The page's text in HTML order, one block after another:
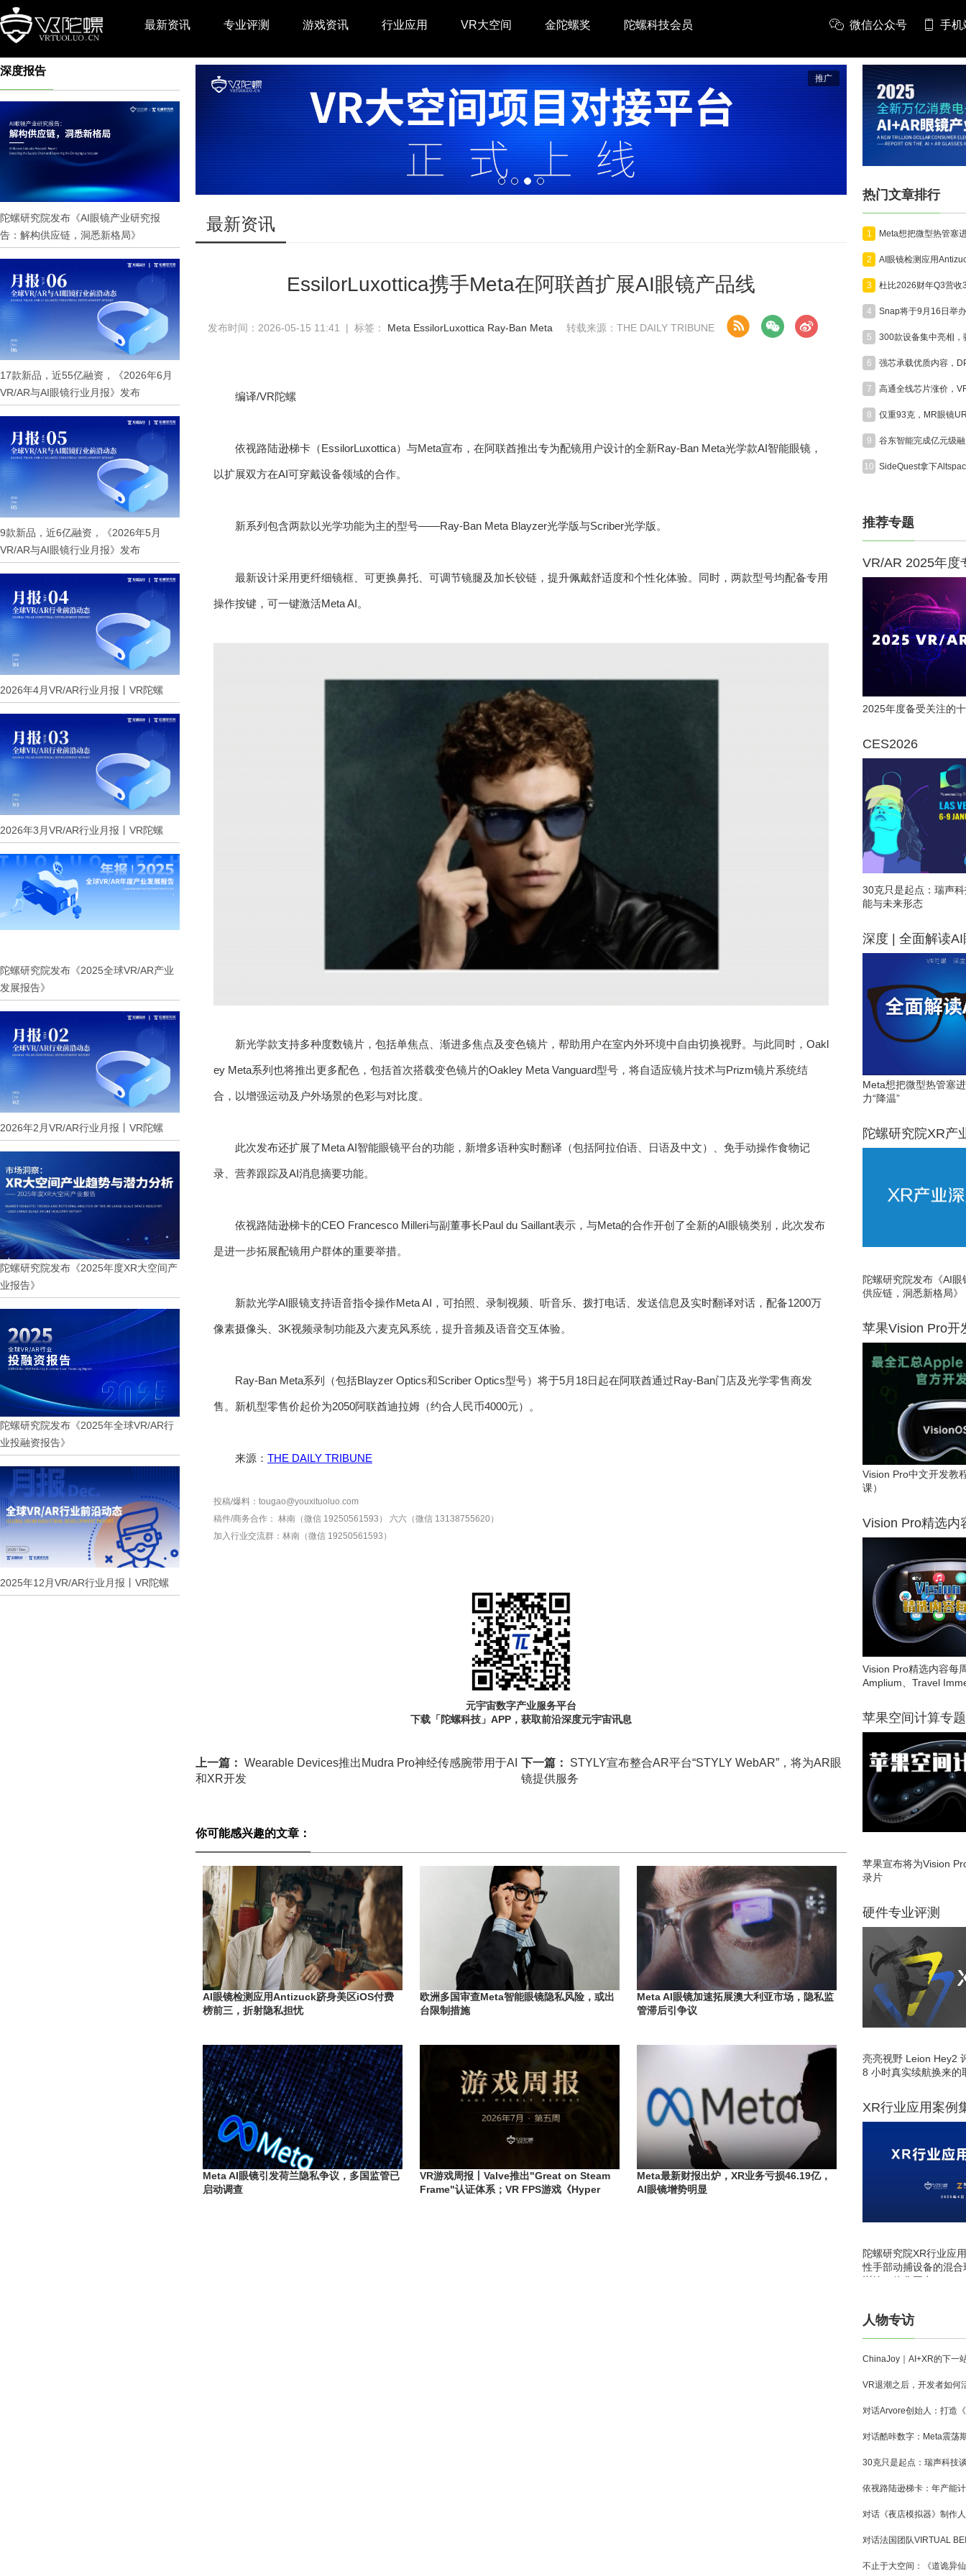
最新资讯 专业评测 游戏资讯 行业应用 VR大空间 金陀螺奖 陀螺科技会员 微信公众号 手机
深度报告
陀螺研究院发布《AI眼镜产业研究报
告：解构供应链，洞悉新格局》
17款新品，近55亿融资，《2026年6月
VR/AR与AI眼镜行业月报》发布
9款新品，近6亿融资，《2026年5月
VR/AR与AI眼镜行业月报》发布
2026年4月VR/AR行业月报丨VR陀螺
2026年3月VR/AR行业月报丨VR陀螺
陀螺研究院发布《2025全球VR/AR产业
发展报告》
2026年2月VR/AR行业月报丨VR陀螺
陀螺研究院发布《2025年度XR大空间产
业报告》
陀螺研究院发布《2025年全球VR/AR行
业投融资报告》
2025年12月VR/AR行业月报丨VR陀螺
推广
最新资讯
EssilorLuxottica携手Meta在阿联酋扩展AI眼镜产品线
发布时间：2026-05-15 11:41 | 标签： Meta EssilorLuxottica Ray-Ban Meta 转载来源：THE DAILY TRIBUNE
编译/VR陀螺
依视路陆逊梯卡（EssilorLuxottica）与Meta宣布，在阿联酋推出专为配镜用户设计的全新Ray-Ban Meta光学款AI智能眼镜，
以扩展双方在AI可穿戴设备领域的合作。
新系列包含两款以光学功能为主的型号——Ray-Ban Meta Blayzer光学版与Scriber光学版。
最新设计采用更纤细镜框、可更换鼻托、可调节镜腿及加长铰链，提升佩戴舒适度和个性化体验。同时，两款型号均配备专用
操作按键，可一键激活Meta AI。
新光学款支持多种度数镜片，包括单焦点、渐进多焦点及变色镜片，帮助用户在室内外环境中自由切换视野。与此同时，Oakl
ey Meta系列也将推出更多配色，包括首次搭载变色镜片的Oakley Meta Vanguard型号，将自适应镜片技术与Prizm镜片系统结
合，以增强运动及户外场景的色彩与对比度。
此次发布还扩展了Meta AI智能眼镜平台的功能，新增多语种实时翻译（包括阿拉伯语、日语及中文）、免手动操作食物记
录、营养跟踪及AI消息摘要功能。
依视路陆逊梯卡的CEO Francesco Milleri与副董事长Paul du Saillant表示，与Meta的合作开创了全新的AI眼镜类别，此次发布
是进一步拓展配镜用户群体的重要举措。
新款光学AI眼镜支持语音指令操作Meta AI，可拍照、录制视频、听音乐、拨打电话、发送信息及实时翻译对话，配备1200万
像素摄像头、3K视频录制功能及六麦克风系统，提升音频及语音交互体验。
Ray-Ban Meta系列（包括Blayzer Optics和Scriber Optics型号）将于5月18日起在阿联酋通过Ray-Ban门店及光学零售商发
售。新机型零售价起价为2050阿联酋迪拉姆（约合人民币4000元）。
来源： THE DAILY TRIBUNE
投稿/爆料：tougao@youxituoluo.com
稿件/商务合作： 林南（微信 19250561593）
六六（微信 13138755620）
加入行业交流群： 林南（微信 19250561593）
元宇宙数字产业服务平台
下载「陀螺科技」APP，获取前沿深度元宇宙讯息
上一篇： Wearable Devices推出Mudra Pro神经传感腕带用于AI
和XR开发
下一篇： STYLY宣布整合AR平台“STYLY WebAR”，将为AR眼
镜提供服务
你可能感兴趣的文章：
AI眼镜检测应用Antizuck跻身美区iOS付费
榜前三，折射隐私担忧
欧洲多国审查Meta智能眼镜隐私风险，或出
台限制措施
Meta AI眼镜加速拓展澳大利亚市场，隐私监
管滞后引争议
Meta AI眼镜引发荷兰隐私争议，多国监管已
启动调查
VR游戏周报丨Valve推出"Great on Steam
Frame"认证体系；VR FPS游戏《Hyper
Meta最新财报出炉，XR业务亏损46.19亿，
AI眼镜增势明显
热门文章排行
1
2
3
4
5
6
7
8
9
10
推荐专题
VR/AR 2025年度
2025年度备受关注的
CES2026
30克只是起点：瑞声
能与未来形态
深度 | 全面解读AI
Meta想把微型热管塞
力“降温”
陀螺研究院XR产
陀螺研究院发布《AI
供应链，洞悉新格局》
苹果Vision Pro开
Vision Pro中文开发教
课）
Vision Pro精选内
Vision Pro精选内容每
Amplium、Travel
苹果空间计算专题
苹果宣布将为Vision
录片
硬件专业评测
亮亮视野 Leion Hey2
8 小时真实续航换来的
XR行业应用案例
陀螺研究院XR行业应
性手部动捕设备的混
训练一体化平台
人物专访